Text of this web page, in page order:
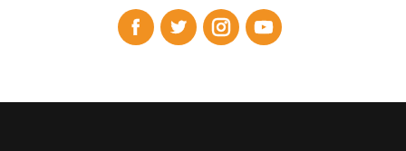
   